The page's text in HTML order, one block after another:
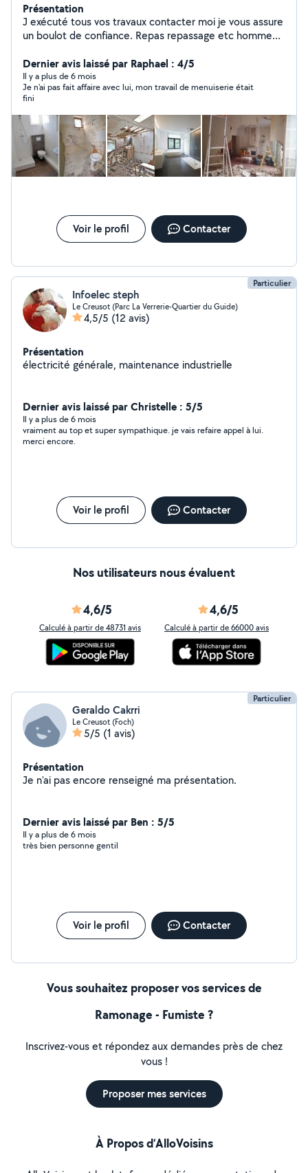
Présentation
J exécuté tous vos travaux contacter moi je vous assure
un boulot de confiance. Repas repassage etc homme
Dernier avis laissé par Raphael : 4/5
Il y a plus de 6 mois
Je n'ai pas fait affaire avec lui, mon travail de menuiserie était
fini
Voir le profil Contacter
Particulier
Infoelec steph
Le Creusot (Parc La Verrerie-Quartier du Guide)
4,5/5 (12 avis)
Présentation
électricité générale, maintenance industrielle
Dernier avis laissé par Christelle : 5/5
Il y a plus de 6 mois
vraiment au top et super sympathique. je vais refaire appel à lui.
merci encore.
Voir le profil Contacter
Nos utilisateurs nous évaluent
4,6/5
Calculé à partir de 48731 avis
4,6/5
Calculé à partir de 66000 avis
Particulier
Geraldo Cakrri
Le Creusot (Foch)
5/5 (1 avis)
Présentation
Je n'ai pas encore renseigné ma présentation.
Dernier avis laissé par Ben : 5/5
Il y a plus de 6 mois
très bien personne gentil
Voir le profil Contacter
Vous souhaitez proposer vos services de
Ramonage - Fumiste ?
Inscrivez-vous et répondez aux demandes près de chez
vous !
Proposer mes services
À Propos d’AlloVoisins